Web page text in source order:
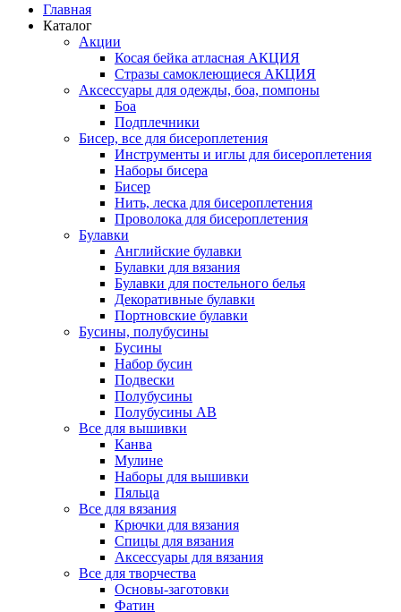
Главная
Каталог
Акции
Косая бейка атласная АКЦИЯ
Стразы самоклеющиеся АКЦИЯ
Аксессуары для одежды, боа, помпоны
Боа
Подплечники
Бисер, все для бисероплетения
Инструменты и иглы для бисероплетения
Наборы бисера
Бисер
Нить, леска для бисероплетения
Проволока для бисероплетения
Булавки
Английские булавки
Булавки для вязания
Булавки для постельного белья
Декоративные булавки
Портновские булавки
Бусины, полубусины
Бусины
Набор бусин
Подвески
Полубусины
Полубусины AB
Все для вышивки
Канва
Мулине
Наборы для вышивки
Пяльца
Все для вязания
Крючки для вязания
Спицы для вязания
Аксессуары для вязания
Все для творчества
Основы-заготовки
Фатин